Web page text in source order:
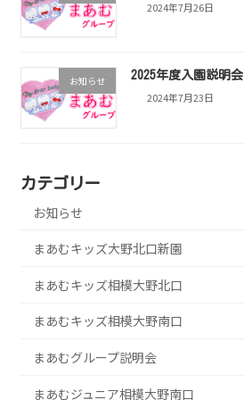
2024年7月26日
お知らせ 2025年度入園説明会
2024年7月23日
カテゴリー
お知らせ
まあむキッズ大野北口新園
まあむキッズ相模大野北口
まあむキッズ相模大野南口
まあむグループ説明会
まあむジュニア相模大野南口